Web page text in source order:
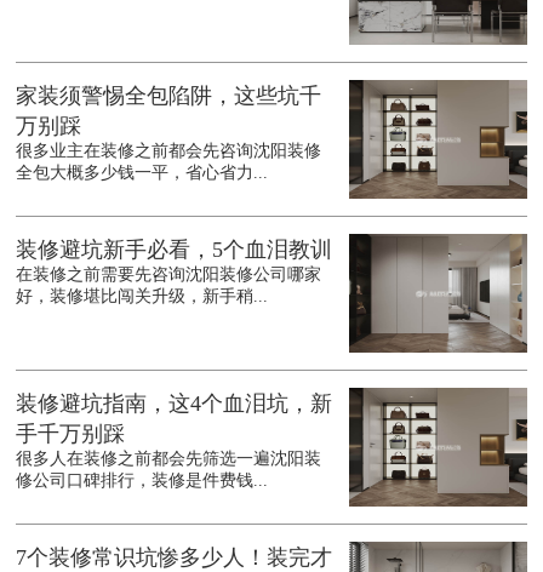
家装须警惕全包陷阱，这些坑千
万别踩
很多业主在装修之前都会先咨询沈阳装修
全包大概多少钱一平，省心省力...
装修避坑新手必看，5个血泪教训
在装修之前需要先咨询沈阳装修公司哪家
好，装修堪比闯关升级，新手稍...
装修避坑指南，这4个血泪坑，新
手千万别踩
很多人在装修之前都会先筛选一遍沈阳装
修公司口碑排行，装修是件费钱...
7个装修常识坑惨多少人！装完才